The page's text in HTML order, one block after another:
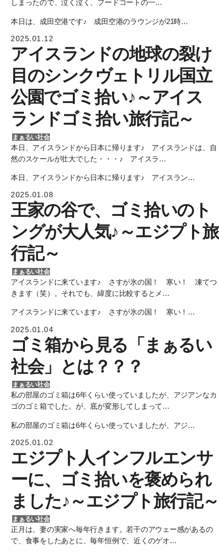
しまったので、泣く泣く、フードコートの一…
本日は、成田空港です♪ 成田空港のラウンジが21時…
2025.01.12
アイスランドの地球の裂け
目のシンクヴェトリル国立
公園でゴミ拾い♪～アイス
ランドゴミ拾い旅行記～
まぁるい社会
本日、アイスランドから日本に帰ります♪ アイスランドは、自
然のスケールが壮大でした・・・♪ アイスラ…
本日、アイスランドから日本に帰ります♪ アイスラン…
2025.01.08
王家の谷で、ゴミ拾いのト
ングが大人気♪～エジプト旅
行記～
まぁるい社会
アイスランドに来ています♪ さすが氷の国！ 寒い！ 凍てつ
きます（笑）。それでも、緯度に比較するとメ…
アイスランドに来ています♪ さすが氷の国！ 寒い！…
2025.01.04
ゴミ箱から見る「まぁるい
社会」とは？？？
まぁるい社会
私の部屋のゴミ箱は6年くらい使っていましたが、アジアンなカ
ゴのゴミ箱でした。が、底が変形してしまって…
私の部屋のゴミ箱は6年くらい使っていましたが、アジ…
2025.01.02
エジプト人インフルエンサ
ーに、ゴミ拾いを褒められ
ました♪～エジプト旅行記～
まぁるい社会
正月は、妻の実家へ毎年行きます。若干のアウェー感があるの
で、食事をしたあとに、毎年恒例で、近くのゲオ…